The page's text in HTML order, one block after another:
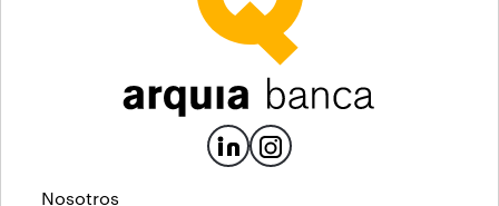
Nosotros